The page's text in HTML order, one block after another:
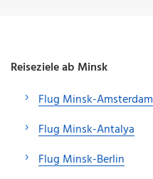
Reiseziele ab Minsk
Flug Minsk-Amsterdam
Flug Minsk-Antalya
Flug Minsk-Berlin